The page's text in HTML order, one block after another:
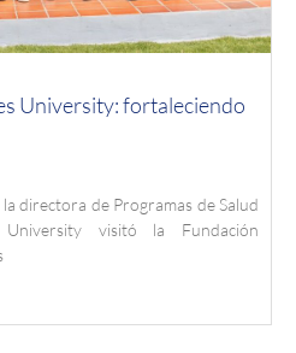
University: fortaleciendo
directora de Programas de Salud
visitó la Fundación